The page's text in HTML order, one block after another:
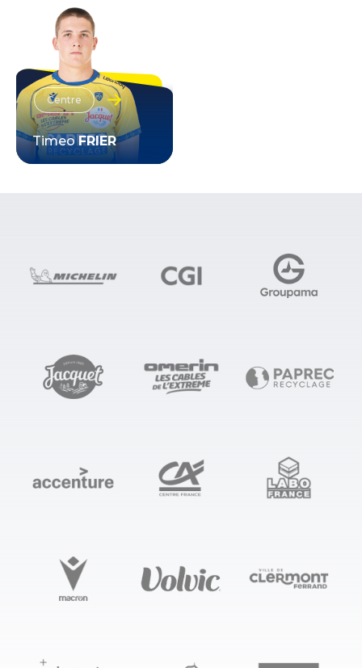
Centre
TimeoFRIER